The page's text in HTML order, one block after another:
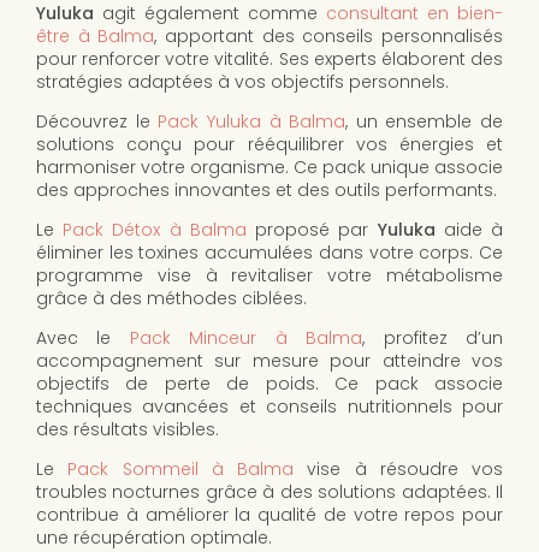
Yuluka agit également comme consultant en bien-
être à Balma, apportant des conseils personnalisés
pour renforcer votre vitalité. Ses experts élaborent des
stratégies adaptées à vos objectifs personnels.
Découvrez le Pack Yuluka à Balma, un ensemble de
solutions conçu pour rééquilibrer vos énergies et
harmoniser votre organisme. Ce pack unique associe
des approches innovantes et des outils performants.
Le Pack Détox à Balma proposé par Yuluka aide à
éliminer les toxines accumulées dans votre corps. Ce
programme vise à revitaliser votre métabolisme
grâce à des méthodes ciblées.
Avec le Pack Minceur à Balma, profitez d’un
accompagnement sur mesure pour atteindre vos
objectifs de perte de poids. Ce pack associe
techniques avancées et conseils nutritionnels pour
des résultats visibles.
Le Pack Sommeil à Balma vise à résoudre vos
troubles nocturnes grâce à des solutions adaptées. Il
contribue à améliorer la qualité de votre repos pour
une récupération optimale.